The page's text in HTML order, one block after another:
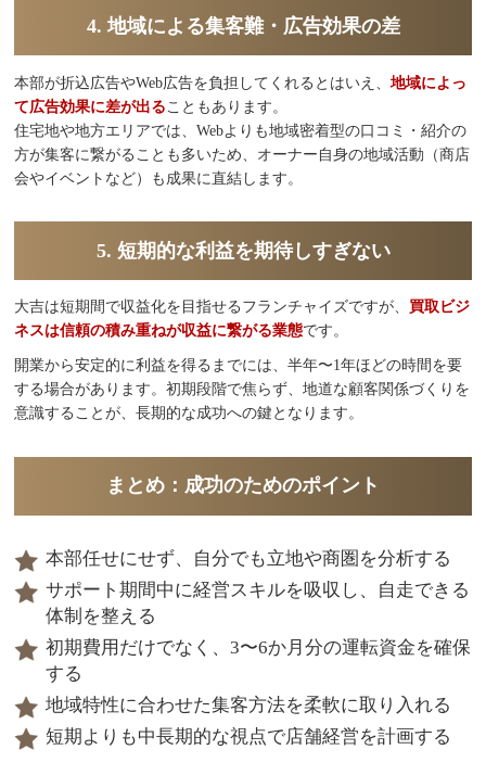
4. 地域による集客難・広告効果の差
本部が折込広告やWeb広告を負担してくれるとはいえ、地域によっ
て広告効果に差が出る こともあります。
住宅地や地方エリアでは、Webよりも地域密着型の口コミ・紹介の
方が集客に繋がることも多いため、オーナー自身の地域活動（商店
会やイベントなど）も成果に直結します。
5. 短期的な利益を期待しすぎない
大吉は短期間で収益化を目指せるフランチャイズですが、 買取ビジ
ネスは信頼の積み重ねが収益に繋がる業態です。
開業から安定的に利益を得るまでには、半年〜1年ほどの時間を要
する場合があります。初期段階で焦らず、地道な顧客関係づくりを
意識することが、長期的な成功への鍵となります。
まとめ：成功のためのポイント
本部任せにせず、自分でも立地や商圏を分析する
サポート期間中に経営スキルを吸収し、自走できる
体制を整える
初期費用だけでなく、3〜6か月分の運転資金を確保
する
地域特性に合わせた集客方法を柔軟に取り入れる
短期よりも中長期的な視点で店舗経営を計画する